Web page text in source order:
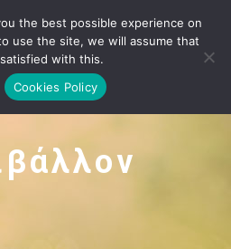
the best possible experience on
use the site, we will assume that
with this.
Cookies Policy